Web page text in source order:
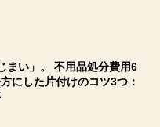
まい」。 不用品処分費用6
にした片付けのコツ3つ：